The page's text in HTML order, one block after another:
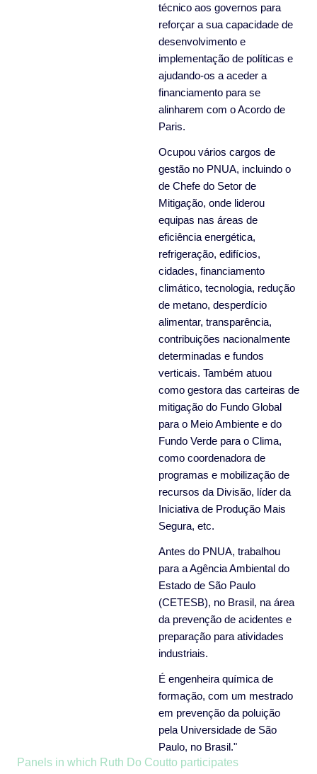
técnico aos governos para
reforçar a sua capacidade de
desenvolvimento e
implementação de políticas e
ajudando-os a aceder a
financiamento para se
alinharem com o Acordo de
Paris.
Ocupou vários cargos de
gestão no PNUA, incluindo o
de Chefe do Setor de
Mitigação, onde liderou
equipas nas áreas de
eficiência energética,
refrigeração, edifícios,
cidades, financiamento
climático, tecnologia, redução
de metano, desperdício
alimentar, transparência,
contribuições nacionalmente
determinadas e fundos
verticais. Também atuou
como gestora das carteiras de
mitigação do Fundo Global
para o Meio Ambiente e do
Fundo Verde para o Clima,
como coordenadora de
programas e mobilização de
recursos da Divisão, líder da
Iniciativa de Produção Mais
Segura, etc.
Antes do PNUA, trabalhou
para a Agência Ambiental do
Estado de São Paulo
(CETESB), no Brasil, na área
da prevenção de acidentes e
preparação para atividades
industriais.
É engenheira química de
formação, com um mestrado
em prevenção da poluição
pela Universidade de São
Paulo, no Brasil."
Panels in which Ruth Do Coutto participates